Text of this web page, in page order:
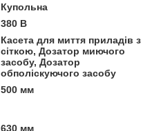
Купольна
380 В
Касета для миття приладів з
сіткою, Дозатор миючого
засобу, Дозатор
обполіскуючого засобу
500 мм
630 мм